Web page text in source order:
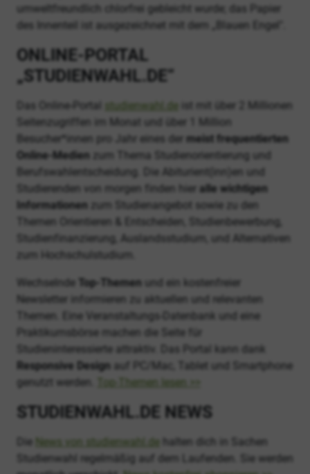
umweltfreundlich chlorfrei gebleicht wurde; das Papier
des Innenteil ist ausgezeichnet mit dem „Blauen Engel".
ONLINE-PORTAL
„STUDIENWAHL.DE“
Das Online-Portal studienwahl.de
ist mit über 2 Millionen
Seitenzugriffen im Monat und über 1 Million
Besucher*innen pro Jahr eines der meist frequentierten
Online-Medien zum Thema Studienorientierung und
Berufswahlentscheidung. Die Abiturient(inn)en und
Studierenden von morgen finden hier alle wichtigen
Informationen zum Studienangebot sowie zu den
Themen Orientieren & Entscheiden, Studienbewerbung,
Studienfinanzierung, Auslandsstudium, und Alternativen
zum Hochschulstudium.
Wechselnde Top-Themen und ein kostenfreier
Newsletter informieren zu aktuellen und relevanten
Themen. Eine Veranstaltungs-Datenbank und eine
Praktikumsbörse machen die Seite für
Studieninteressierte attraktiv. Das Portal kann dank
Responsive Design auf PC/Mac, Tablet und Smartphone
genutzt werden.
Top-Themen lesen >>
STUDIENWAHL.DE NEWS
Die News von studienwahl.de
halten dich in Sachen
Studienwahl regelmäßig auf dem Laufenden. Sie werden